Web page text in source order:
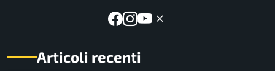
Articoli recenti